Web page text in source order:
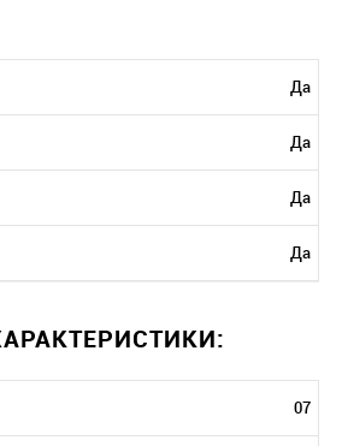
Да
Да
Да
Да
07